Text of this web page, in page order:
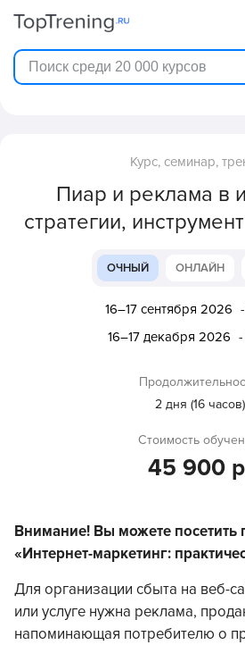
Курс, семинар,
Пиар и реклама в
стратегии,
ОЧНЫЙ ОНЛАЙН
16–17 сентября 2026
16–17 декабря 2026
2 дня (16 часов)
Стоимость
45 900
Внимание! Вы можете посетить
«Интернет-маркетинг:
Для организации сбыта на веб-
или услуге нужна реклама,
напоминающая потребителю о